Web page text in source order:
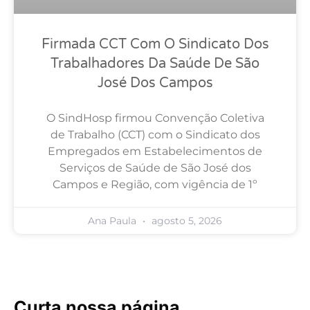
Firmada CCT Com O Sindicato Dos
Trabalhadores Da Saúde De São
José Dos Campos
O SindHosp firmou Convenção Coletiva
de Trabalho (CCT) com o Sindicato dos
Empregados em Estabelecimentos de
Serviços de Saúde de São José dos
Campos e Região, com vigência de 1º
Ana Paula agosto 5, 2026